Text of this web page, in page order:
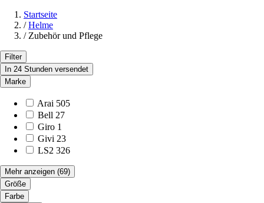
Startseite
/ Helme
/ Zubehör und Pflege
Filter
In 24 Stunden versendet
Marke
Arai 505
Bell 27
Giro 1
Givi 23
LS2 326
Mehr anzeigen (69)
Größe
Farbe